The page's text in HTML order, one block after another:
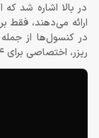
ریزر، اختصاصی برای PS4 تولید شده‌است.